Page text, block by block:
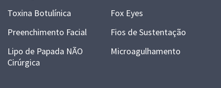
Toxina Botulínica
Fox Eyes
Preenchimento Facial
Fios de Sustentação
Lipo de Papada NÃO
Cirúrgica
Microagulhamento